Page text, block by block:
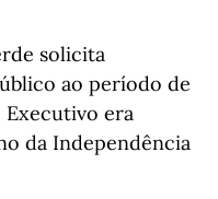
solicita
ao período de
Executivo era
da Independência